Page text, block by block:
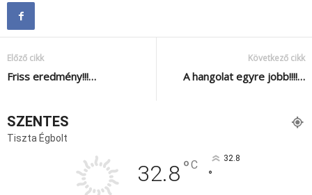
Előző cikk
Friss eredmény!!!…
Következő cikk
A hangolat egyre jobb!!!!…
SZENTES
Tiszta Égbolt
32.8°C 32.8
°